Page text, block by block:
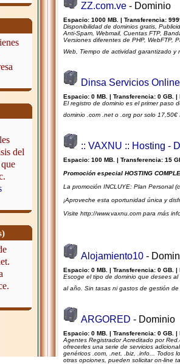
del
ZZ.com.ve - Dominio
Espacio: 1000 MB. | Transferencia:
Disponibilidad de dominios gratis,
Anti-Spam, Webmail, Cuentas FTP,
Versiones diferentes de PHP, WebFTP,
Web, Tiempo de actividad garantizado y
Dinsa Servicios Online
Espacio: 0 MB. | Transferencia: 0 GB.
El registro de dominio es el primer paso
dominio .com .net o .org por solo 17,50€
:: VAXNU :: Hosting -
Espacio: 100 MB. | Transferencia: 15
Promoción especial HOSTING
La promoción INCLUYE: Plan Personal
¡Aproveche esta oportunidad única y
Visite http://www.vaxnu.com para más
Alojamiento10 -
Espacio: 0 MB. | Transferencia: 0 GB.
Escoge el tipo de dominio que desees
al año. Sin tasas ni gastos de gestión
ARGORED - Dominio
Espacio: 0 MB. | Transferencia: 0 GB.
Agentes Registrador Acreditado por
ofrecerles una serie de servicios
genéricos .com, .net, .biz, .info... Todos
otras opciones, pueden solicitar on-line